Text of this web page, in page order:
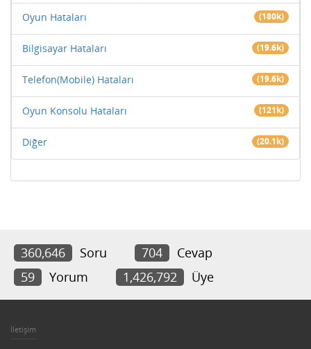
Oyun Hataları (180k)
Bilgisayar Hataları (19.6k)
Telefon(Mobile) Hataları (19.6k)
Oyun Konsolu Hataları (121k)
Diğer (20.1k)
360,646 Soru 704
Cevap
59
Yorum 1,426,792 Üye
İletişim